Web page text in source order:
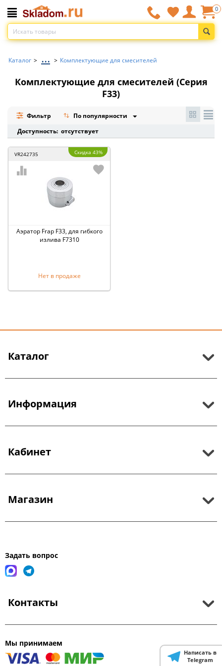
0
Каталог > ... > Комплектующие для смесителей
Комплектующие для смесителей (Серия
F33)
Фильтр
По популярности
Доступность: отсутствует
VR242735 Скидка 43%
Аэратор Frap F33, для гибкого
излива F7310
Нет в продаже
Каталог
Информация
Кабинет
Магазин
Задать вопрос
Контакты
Мы принимаем
Написать в
Telegram